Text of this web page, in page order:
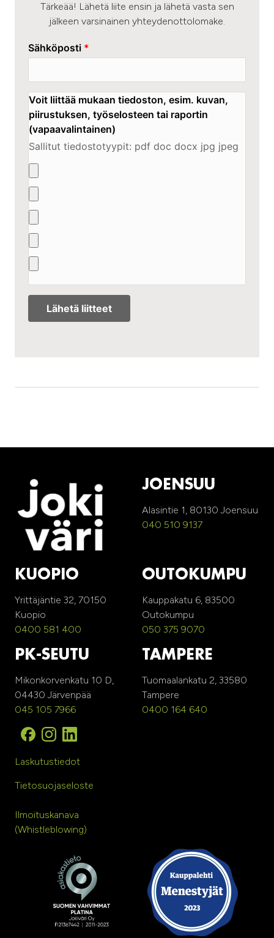
Tärkeää! Lähetä liite ensin ja lähetä vasta sen
jälkeen varsinainen yhteydenottolomake.
JOENSUU
Alasintie 1, 80130 Joensuu
040 510 9137
KUOPIO
Yrittäjäntie 32, 70150
Kuopio
0400 581 400
OUTOKUMPU
Kauppakatu 6, 83500
Outokumpu
050 375 9070
PK-SEUTU
Mikonkorvenkatu 10 D,
04430 Järvenpää
045 105 7966
TAMPERE
Tuomaalankatu 2, 33580
Tampere
0400 164 640
Laskutustiedot
Tietosuojaseloste
Ilmoituskanava
(Whistleblowing)